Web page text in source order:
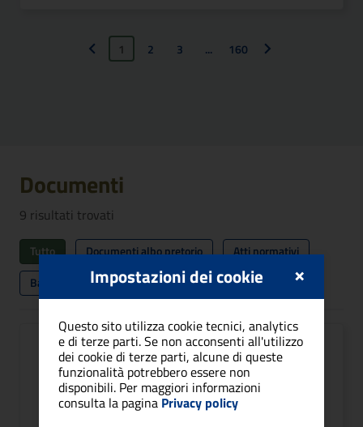
Pagina precedente
1 2 3 ... 160 Pagina successiva
Documenti
9 risultati trovati
Tutto Documenti albo pretorio
Atti normativi
Bandi e avvisi
...
DOCUMENTI TECNICI E DI
SUPPORTO
Carta servizi Contributi per la valorizzazione del
territorio
×
Impostazioni dei cookie
Questo sito utilizza cookie tecnici, analytics
e di terze parti. Se non acconsenti all'utilizzo
dei cookie di terze parti, alcune di queste
funzionalità potrebbero essere non
disponibili. Per maggiori informazioni
consulta la pagina Privacy policy